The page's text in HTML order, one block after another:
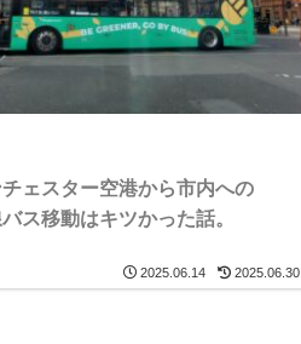
ェスター空港から市内への
ス移動はキツかった話。
2025.06.14 2025.06.30